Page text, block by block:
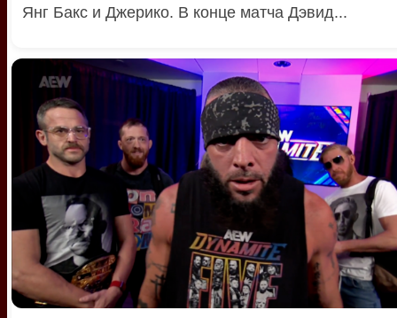
Янг Бакс и Джерико. В конце матча Дэвид...